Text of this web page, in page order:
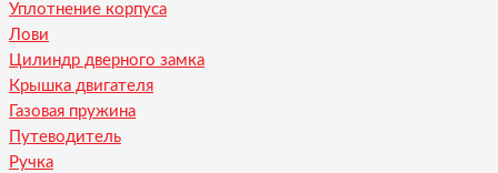
Уплотнение корпуса
Лови
Цилиндр дверного замка
Крышка двигателя
Газовая пружина
Путеводитель
Ручка